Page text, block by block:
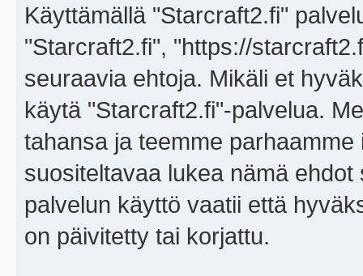
Käyttämällä "Starcraft2.fi"
"Starcraft2.fi", "https://
seuraavia ehtoja. Mikäli et
käytä "Starcraft2.fi"-palvelua.
tahansa ja teemme
suositeltavaa lukea nämä
palvelun käyttö vaatii että
on päivitetty tai korjattu.